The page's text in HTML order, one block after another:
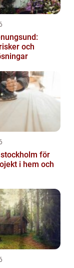
och
för
i hem och